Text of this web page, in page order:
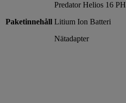
Paketinnehåll
Predator Helios 16
Litium Ion Batteri
Nätadapter